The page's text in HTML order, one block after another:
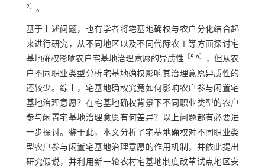
9］ 。
基于上述问题，也有学者将宅基地确权与农户分化结合起
来进行研究，从不同地区以及不同代际农工等方面探讨宅
基地确权影响农户宅基地治理意愿的异质性 ［5⁃6
，但从农
户不同职业类型分析宅基地确权影响其治理意愿异质性的
还较少。综上，宅基地确权究竟如何影响农户参与闲置宅
基地治理意愿？在宅基地确权背景下不同职业类型的农户
参与闲置宅基地治理意愿有何差异？以上问题都有必要进
一步探讨。鉴于此，本文分析了宅基地确权对不同职业类
型农户参与闲置宅基地治理意愿的作用机制，并依此提出
研究假说，并利用新一轮农村宅基地制度改革试点地区安